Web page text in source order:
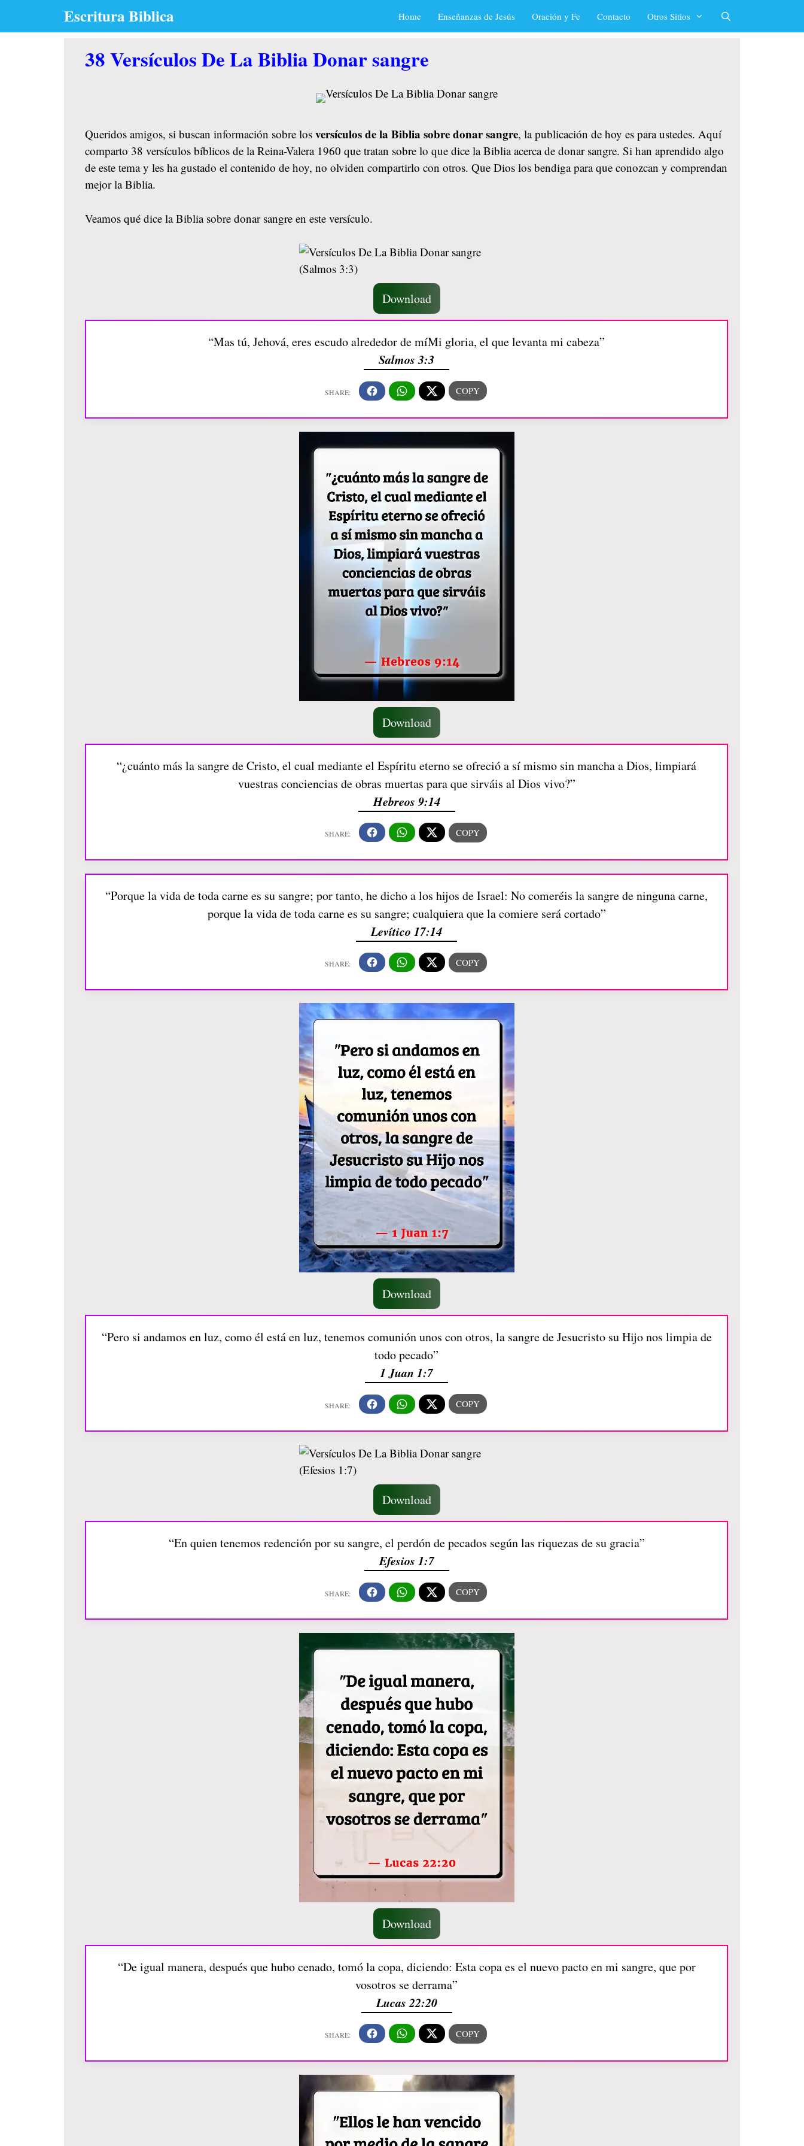
Escritura Biblica Home Enseñanzas de Jesús Oración y Fe Contacto Otros Sitios
38 Versículos De La Biblia Donar sangre
Queridos amigos, si buscan información sobre los versículos de la Biblia sobre donar sangre, la publicación de hoy es para ustedes. Aquí
comparto 38 versículos bíblicos de la Reina-Valera 1960 que tratan sobre lo que dice la Biblia acerca de donar sangre. Si han aprendido algo
de este tema y les ha gustado el contenido de hoy, no olviden compartirlo con otros. Que Dios los bendiga para que conozcan y comprendan
mejor la Biblia.
Veamos qué dice la Biblia sobre donar sangre en este versículo.
Download
“Mas tú, Jehová, eres escudo alrededor de míMi gloria, el que levanta mi cabeza”
Salmos 3:3
Download
“¿cuánto más la sangre de Cristo, el cual mediante el Espíritu eterno se ofreció a sí mismo sin mancha a Dios, limpiará
vuestras conciencias de obras muertas para que sirváis al Dios vivo?”
Hebreos 9:14
“Porque la vida de toda carne es su sangre; por tanto, he dicho a los hijos de Israel: No comeréis la sangre de ninguna carne,
porque la vida de toda carne es su sangre; cualquiera que la comiere será cortado”
Levítico 17:14
Download
“Pero si andamos en luz, como él está en luz, tenemos comunión unos con otros, la sangre de Jesucristo su Hijo nos limpia de
todo pecado”
1 Juan 1:7
Download
“En quien tenemos redención por su sangre, el perdón de pecados según las riquezas de su gracia”
Efesios 1:7
Download
“De igual manera, después que hubo cenado, tomó la copa, diciendo: Esta copa es el nuevo pacto en mi sangre, que por
vosotros se derrama”
Lucas 22:20